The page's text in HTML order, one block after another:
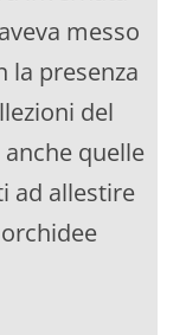
messo
la presenza
del
quelle
ad allestire